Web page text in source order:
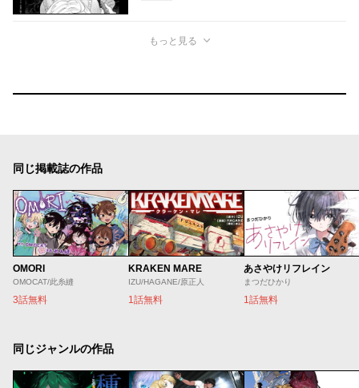
もっと見る
同じ掲載誌の作品
OMORI
OMOCAT/此糸縫
3話無料
KRAKEN MARE
IZU/HAGANE/原正人
1話無料
あさやけリフレイン
まつだひかり
1話無料
同じジャンルの作品